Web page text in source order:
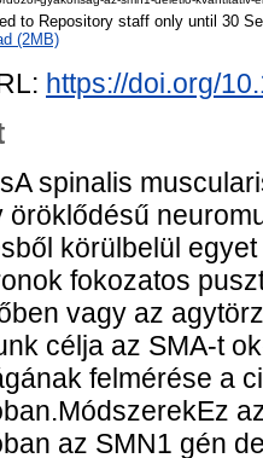
to Repository staff only until 30
(2MB)
https://doi.org/
spinalis
öröklődésű
körülbelül
fokozatos
vagy az
célja az SMA-t
felmérése a
az SMN1 gén